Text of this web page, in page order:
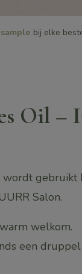
sample bij elke
Oil –
gebruikt
Salon.
welkom.
een